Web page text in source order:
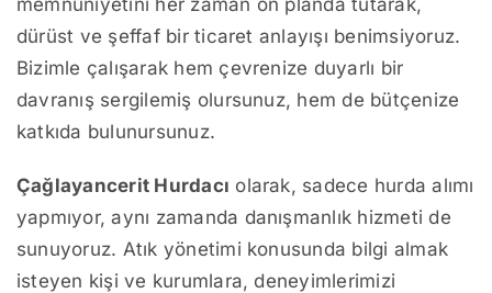
dürüst ve şeffaf bir ticaret anlayışı benimsiyoruz.
Bizimle çalışarak hem çevrenize duyarlı bir
davranış sergilemiş olursunuz, hem de bütçenize
katkıda bulunursunuz.
Çağlayancerit Hurdacı olarak, sadece hurda alımı
yapmıyor, aynı zamanda danışmanlık hizmeti de
sunuyoruz. Atık yönetimi konusunda bilgi almak
isteyen kişi ve kurumlara, deneyimlerimizi